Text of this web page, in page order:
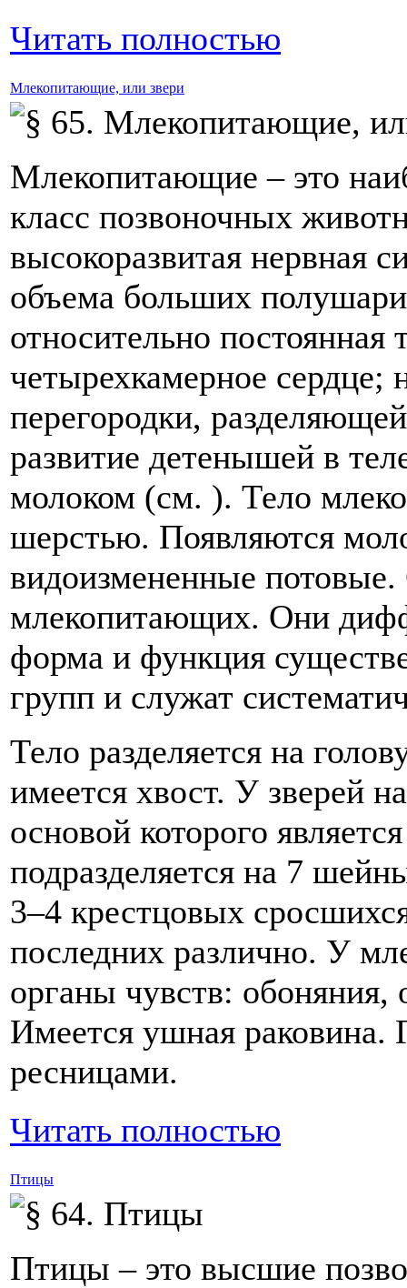
Читать полностью
Млекопитающие, или звери
Млекопитающие – это
класс позвоночных
высокоразвитая нервная
объема больших
относительно постоянная
четырехкамерное
перегородки,
развитие детенышей в
молоком (см. ). Тело
шерстью. Появляются
видоизмененные
млекопитающих. Они
форма и функция
групп и служат
Тело разделяется на
имеется хвост. У зверей
основой которого
подразделяется на 7
3–4 крестцовых
последних различно. У
органы чувств: обоняния,
Имеется ушная раковина.
ресницами.
Читать полностью
Птицы
Птицы – это высшие